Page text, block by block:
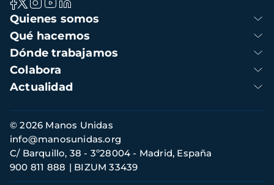
Navegación
principal
Quienes somos
Qué hacemos
Dónde trabajamos
Colabora
Actualidad
Información
de
contacto
© 2026 Manos Unidas
C/ Barquillo, 38 - 3º28004 - Madrid, España
900 811 888
BIZUM 33439
info@manosunidas.org